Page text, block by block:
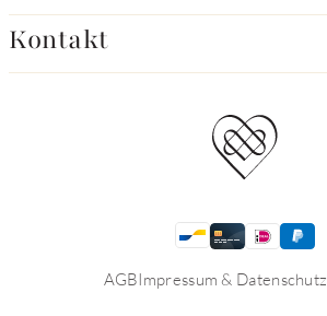
Kontakt
AGBImpressum & Datenschutz